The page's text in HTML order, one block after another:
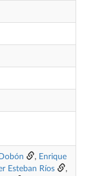
, Enrique
Esteban Ríos
,